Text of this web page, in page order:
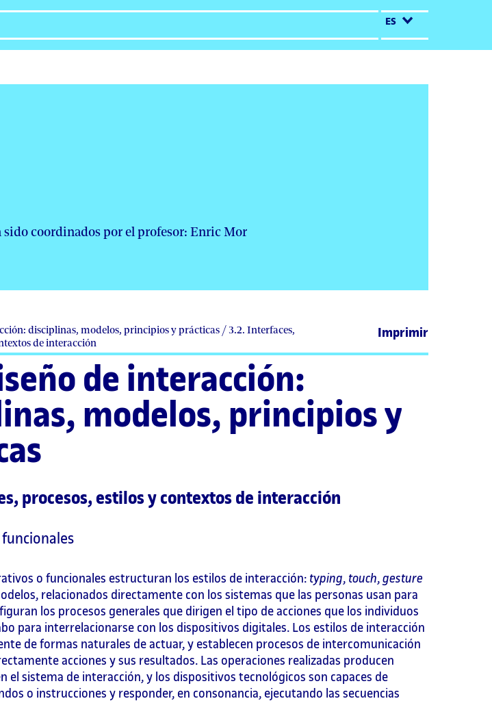
ES
sido coordinados por el profesor: Enric Mor
disciplinas, modelos, principios y prácticas / 3.2. Interfaces,
de interacción
Imprimir
de interacción:
modelos, principios y
procesos, estilos y contextos de interacción
o funcionales estructuran los estilos de interacción: typing, touch, gesture
relacionados directamente con los sistemas que las personas usan para
los procesos generales que dirigen el tipo de acciones que los individuos
para interrelacionarse con los dispositivos digitales. Los estilos de interacción
de formas naturales de actuar, y establecen procesos de intercomunicación
acciones y sus resultados. Las operaciones realizadas producen
el sistema de interacción, y los dispositivos tecnológicos son capaces de
o instrucciones y responder, en consonancia, ejecutando las secuencias